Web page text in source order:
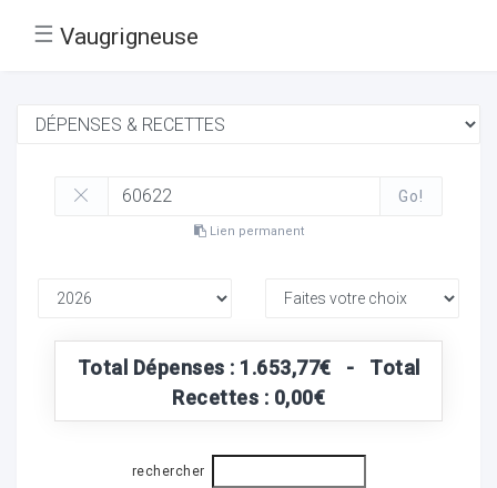
☰ Vaugrigneuse
Go!
Lien permanent
Total Dépenses : 1.653,77€ - Total
Recettes : 0,00€
rechercher